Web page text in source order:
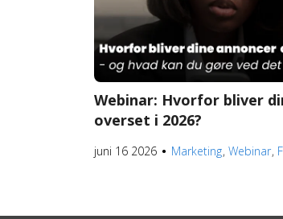
Webinar: Hvorfor bliver
overset i 2026?
juni 16 2026 ● Marketing Webinar